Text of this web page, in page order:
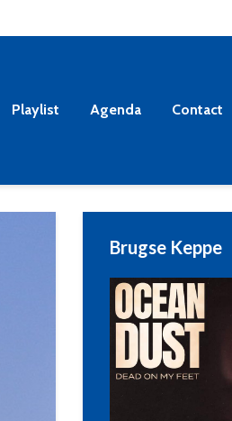
Playlist Agenda Contact
Brugse Keppe